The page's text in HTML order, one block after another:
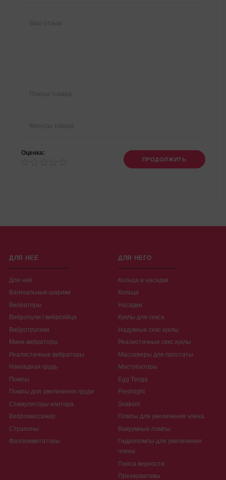
Оценка:
ПРОДОЛЖИТЬ
ДЛЯ НЕЁ
Для неё
Вагинальные шарики
Вибраторы
Вибропули / виброяйца
Вибротрусики
Мини вибраторы
Реалистичные вибраторы
Накладная грудь
Помпы
Помпы для увеличения груди
Стимуляторы клитора
Вибромассажер
Страпоны
Фаллоимитаторы
ДЛЯ НЕГО
Кольца и насадки
Кольца
Насадки
Куклы для секса
Надувные секс куклы
Реалистичные секс куклы
Массажеры для простаты
Мастубаторы
Egg Tenga
Fleshlight
Svakom
Помпы для увеличения члена
Вакуумные помпы
Гидропомпы для увеличения
члена
Пояса верности
Презервативы